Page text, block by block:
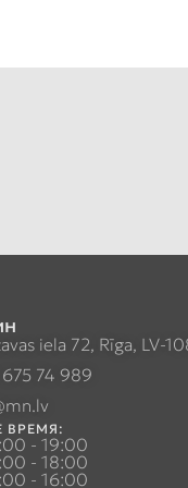
iela 72, Rīga, LV-
675 74 989
ВРЕМЯ:
- 19:00
- 18:00
- 16:00